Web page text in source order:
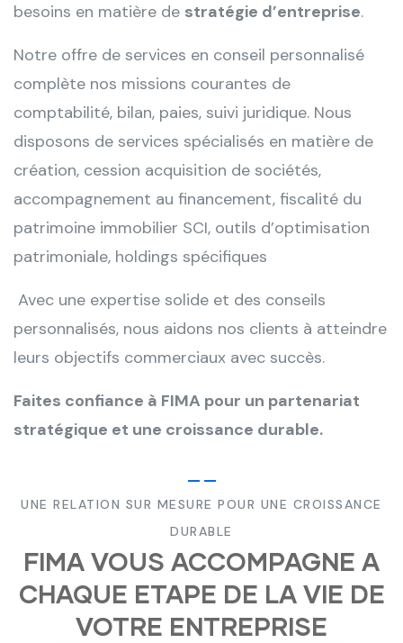
besoins en matière de stratégie d’entreprise.
Notre offre de services en conseil personnalisé
complète nos missions courantes de
comptabilité, bilan, paies, suivi juridique. Nous
disposons de services spécialisés en matière de
création, cession acquisition de sociétés,
accompagnement au financement, fiscalité du
patrimoine immobilier SCI, outils d’optimisation
patrimoniale, holdings spécifiques
Avec une expertise solide et des conseils
personnalisés, nous aidons nos clients à atteindre
leurs objectifs commerciaux avec succès.
Faites confiance à FIMA pour un partenariat
stratégique et une croissance durable.
UNE RELATION SUR MESURE POUR UNE CROISSANCE
DURABLE
FIMA VOUS ACCOMPAGNE A
CHAQUE ETAPE DE LA VIE DE
VOTRE ENTREPRISE